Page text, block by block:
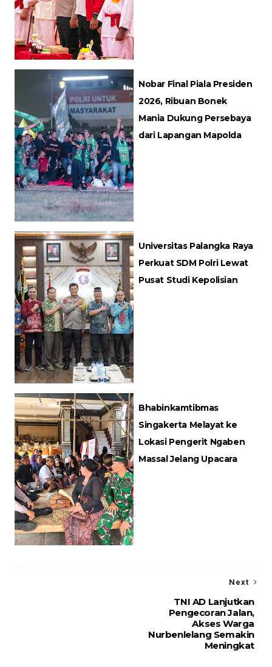
Nobar Final Piala Presiden
2026, Ribuan Bonek
Mania Dukung Persebaya
dari Lapangan Mapolda
Universitas Palangka Raya
Perkuat SDM Polri Lewat
Pusat Studi Kepolisian
Bhabinkamtibmas
Singakerta Melayat ke
Lokasi Pengerit Ngaben
Massal Jelang Upacara
Next
TNI AD Lanjutkan
Pengecoran Jalan,
Akses Warga
Nurbenlelang Semakin
Meningkat